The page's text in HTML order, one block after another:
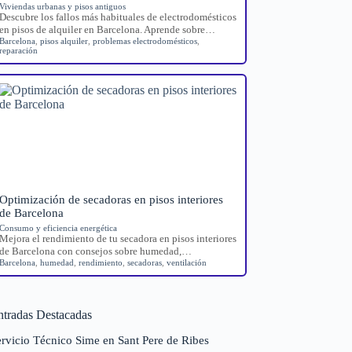
Viviendas urbanas y pisos antiguos
Descubre los fallos más habituales de electrodomésticos
en pisos de alquiler en Barcelona. Aprende sobre…
Barcelona ,pisos alquiler ,problemas electrodomésticos
reparación
Optimización de secadoras en pisos interiores
de Barcelona
Consumo y eficiencia energética
Mejora el rendimiento de tu secadora en pisos interiores
de Barcelona con consejos sobre humedad,…
Barcelona ,humedad ,rendimiento ,secadoras ,ventilación
Destacadas
Técnico Sime en Sant Pere de Ribes